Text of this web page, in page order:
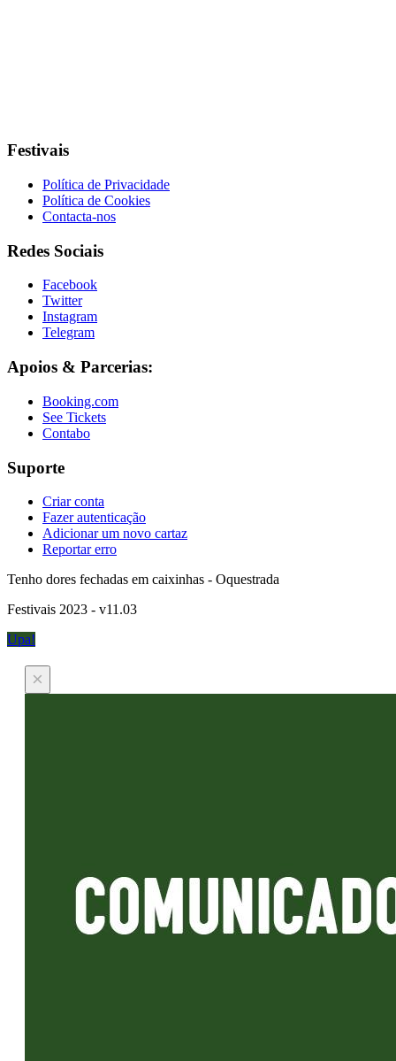
Festivais
Política de Privacidade
Política de Cookies
Contacta-nos
Redes Sociais
Facebook
Twitter
Instagram
Telegram
Apoios & Parcerias:
Booking.com
See Tickets
Contabo
Suporte
Criar conta
Fazer autenticação
Adicionar um novo cartaz
Reportar erro
Tenho dores fechadas em caixinhas - Oquestrada
Festivais 2023 - v11.03
Upa!
×